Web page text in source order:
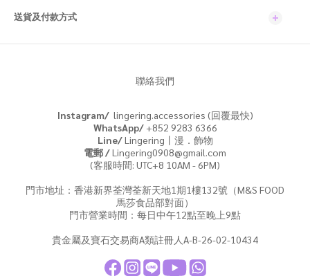
送貨及付款方式
聯絡我們
Instagram/ lingering.accessories (回覆最快)
WhatsApp/+852 9283 6366
Line/Lingering丨漫．飾物
電郵 /Lingering0908@gmail.com
(客服時間: UTC+8 10AM - 6PM)
門市地址：香港新界荃灣荃新天地1期1樓132號（M&S FOOD
馬莎食品部對面）
門市營業時間：每日中午12點至晚上9點
貴金屬及寶石交易商A類註冊人A-B-26-02-10434